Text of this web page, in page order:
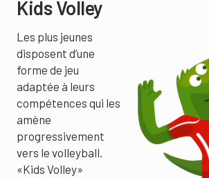
Kids Volley
Les plus jeunes
disposent d’une
forme de jeu
adaptée à leurs
compétences qui les
amène
progressivement
vers le volleyball.
«Kids Volley»